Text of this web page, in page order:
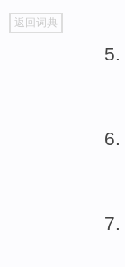
go
top
返回词典